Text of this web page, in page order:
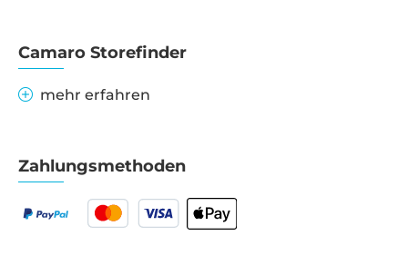
Camaro Storefinder
mehr erfahren
Zahlungsmethoden